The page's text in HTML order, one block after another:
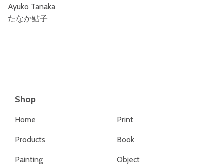
Ayuko Tanaka
たなか鮎子
Shop
Home
Products
Painting
Print
Book
Object